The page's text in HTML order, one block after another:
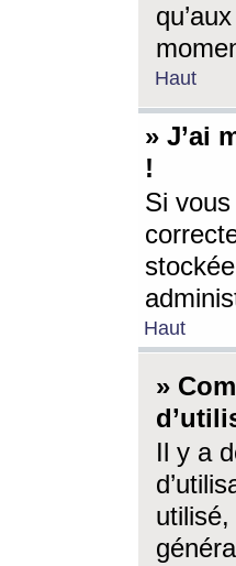
Haut
» J’ai
!
Si vous
Haut
»
Il y a